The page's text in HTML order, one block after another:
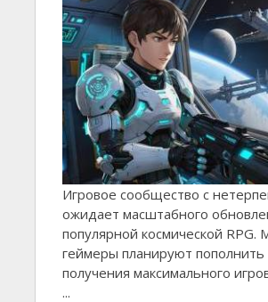
Игровое сообщество с
ожидает масштабного
популярной космической RPG.
геймеры планируют пополнить
получения максимального
...